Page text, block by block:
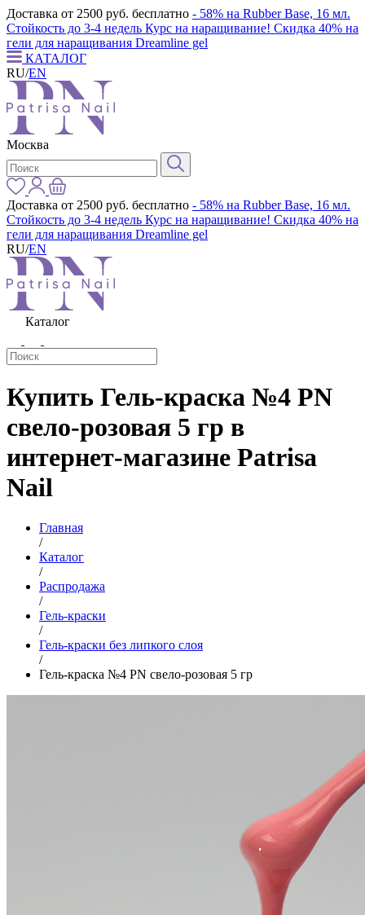
Доставка от 2500 руб. бесплатно - 58% на Rubber Base, 16 мл.
Стойкость до 3-4 недель Курс на наращивание! Скидка 40% на
гели для наращивания Dreamline gel
КАТАЛОГ
RU/EN
Москва
Доставка от 2500 руб. бесплатно - 58% на Rubber Base, 16 мл.
Стойкость до 3-4 недель Курс на наращивание! Скидка 40% на
гели для наращивания Dreamline gel
RU/EN
Каталог
Купить Гель-краска №4 PN
свело-розовая 5 гр в
интернет-магазине Patrisa
Nail
Главная
/
Каталог
/
Распродажа
/
Гель-краски
/
Гель-краски без липкого слоя
/
Гель-краска №4 PN свело-розовая 5 гр